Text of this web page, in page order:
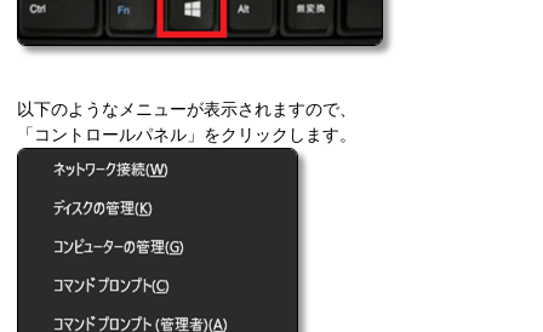
以下のようなメニューが表示されますので、
「コントロールパネル」をクリックします。